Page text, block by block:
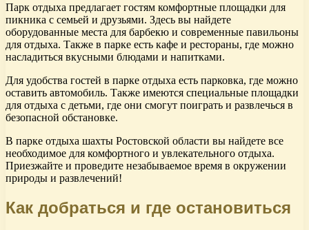
Парк отдыха предлагает гостям комфортные площадки для
пикника с семьей и друзьями. Здесь вы найдете
оборудованные места для барбекю и современные павильоны
для отдыха. Также в парке есть кафе и рестораны, где можно
насладиться вкусными блюдами и напитками.
Для удобства гостей в парке отдыха есть парковка, где можно
оставить автомобиль. Также имеются специальные площадки
для отдыха с детьми, где они смогут поиграть и развлечься в
безопасной обстановке.
В парке отдыха шахты Ростовской области вы найдете все
необходимое для комфортного и увлекательного отдыха.
Приезжайте и проведите незабываемое время в окружении
природы и развлечений!
Как добраться и где остановиться